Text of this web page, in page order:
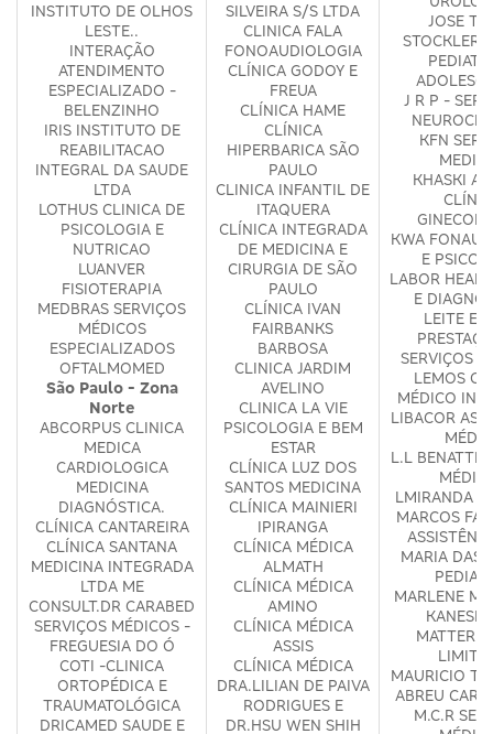
INSTITUTO DE OLHOS
LESTE..
INTERAÇÃO
ATENDIMENTO
ESPECIALIZADO -
BELENZINHO
IRIS INSTITUTO DE
REABILITACAO
INTEGRAL DA SAUDE
LTDA
LOTHUS CLINICA DE
PSICOLOGIA E
NUTRICAO
LUANVER
FISIOTERAPIA
MEDBRAS SERVIÇOS
MÉDICOS
ESPECIALIZADOS
OFTALMOMED
São Paulo - Zona
Norte
ABCORPUS CLINICA
MEDICA
CARDIOLOGICA
MEDICINA
DIAGNÓSTICA.
CLÍNICA CANTAREIRA
CLÍNICA SANTANA
MEDICINA INTEGRADA
LTDA ME
CONSULT.DR CARABED
SERVIÇOS MÉDICOS -
FREGUESIA DO Ó
COTI -CLINICA
ORTOPÉDICA E
TRAUMATOLÓGICA
DRICAMED SAUDE E
SILVEIRA S/S LTDA
CLINICA FALA
FONOAUDIOLOGIA
CLÍNICA GODOY E
FREUA
CLÍNICA HAME
CLÍNICA
HIPERBARICA SÃO
PAULO
CLINICA INFANTIL DE
ITAQUERA
CLÍNICA INTEGRADA
DE MEDICINA E
CIRURGIA DE SÃO
PAULO
CLÍNICA IVAN
FAIRBANKS
BARBOSA
CLINICA JARDIM
AVELINO
CLINICA LA VIE
PSICOLOGIA E BEM
ESTAR
CLÍNICA LUZ DOS
SANTOS MEDICINA
CLÍNICA MAINIERI
IPIRANGA
CLÍNICA MÉDICA
ALMATH
CLÍNICA MÉDICA
AMINO
CLÍNICA MÉDICA
ASSIS
CLÍNICA MÉDICA
DRA.LILIAN DE PAIVA
RODRIGUES E
DR.HSU WEN SHIH
JOSE
STOCKLER
J R P -
KFN
KHASKI
KWA
E
LABOR
E
LEITE E
SERVIÇOS
LEMOS
MÉDICO
LIBACOR
L.L BENATTI
LMIRANDA
MARCOS
MARIA DAS
MARLENE
MATTER
MAURICIO
ABREU
M.C.R